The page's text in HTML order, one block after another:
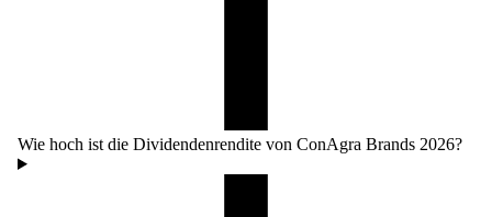
Wie hoch ist die Dividendenrendite von ConAgra Brands 2026?